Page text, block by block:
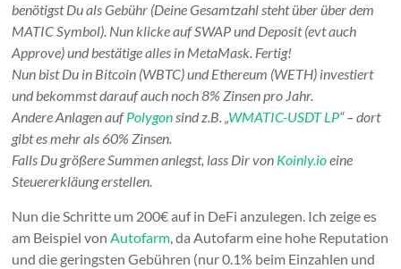
benötigst Du als Gebühr (Deine Gesamtzahl steht über über dem
MATIC Symbol). Nun klicke auf SWAP und Deposit (evt auch
Approve) und bestätige alles in MetaMask. Fertig!
Nun bist Du in Bitcoin (WBTC) und Ethereum (WETH) investiert
und bekommst darauf auch noch 8% Zinsen pro Jahr.
Andere Anlagen aufPolygonsind z.B. „WMATIC-USDT LP“ – dort
gibt es mehr als 60% Zinsen.
Falls Du größere Summen anlegst, lass Dir von Koinly.ioeine
Steuererkläung erstellen.
Nun die Schritte um 200€ auf in DeFi anzulegen. Ich zeige es
am Beispiel vonAutofarm, da Autofarm eine hohe Reputation
und die geringsten Gebühren (nur 0.1% beim Einzahlen und